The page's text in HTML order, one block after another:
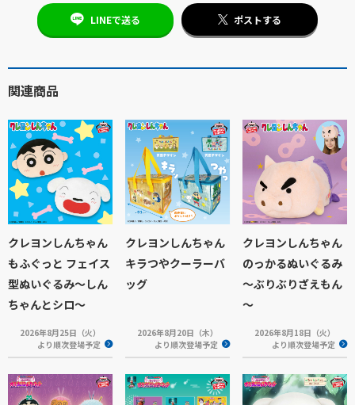
LINEで送る ポストする
関連商品
クレヨンしんちゃん
もふぐっと フェイス
型ぬいぐるみ～しん
ちゃんとシロ～
2026年8月25日（火）
より順次登場予定
クレヨンしんちゃん
キラつやクーラーバ
ッグ
2026年8月20日（木）
より順次登場予定
クレヨンしんちゃん
のっかるぬいぐるみ
～ぶりぶりざえもん
～
2026年8月18日（火）
より順次登場予定